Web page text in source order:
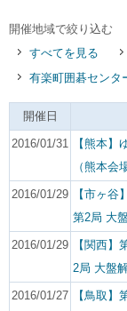
開催地域で絞り込む
すべてを見る
有楽町囲碁センタ
開催日
2016/01/31
【熊本
（熊本会
2016/01/29
【市ヶ谷
第2局 大
2016/01/29
【関西
2局 大盤
2016/01/27
【鳥取